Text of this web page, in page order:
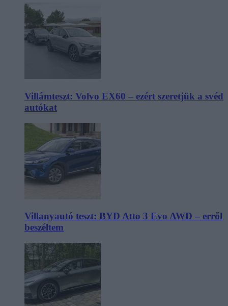
Villámteszt: Volvo EX60 – ezért szeretjük a svéd
autókat
Villanyautó teszt: BYD Atto 3 Evo AWD – erről
beszéltem